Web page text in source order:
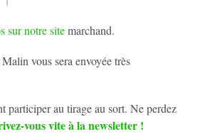
sur notre sitemarchand.
vous sera envoyée très
participer au tirage au sort. Ne perdez
vous vite à la newsletter !